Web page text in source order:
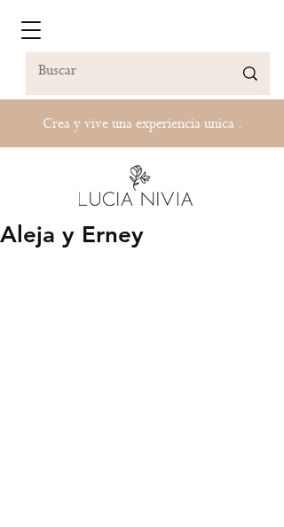
Crea y vive una experiencia unica .
Aleja y Erney